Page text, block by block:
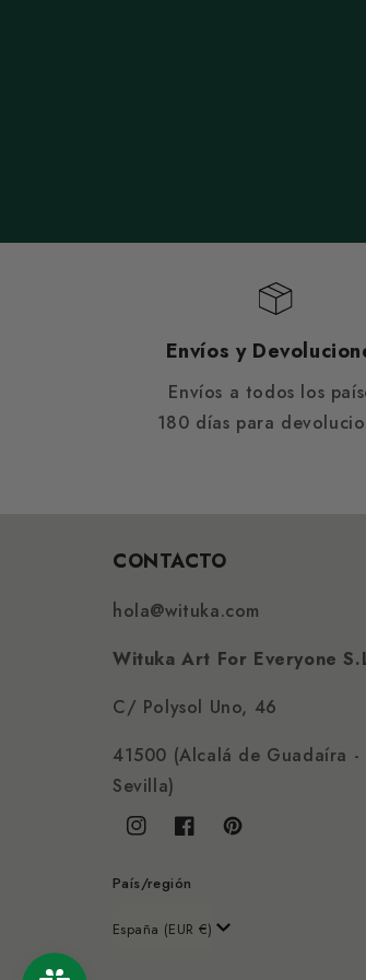
Envíos y
Envíos a todos los
180 días para
CONTACTO
hola@wituka.com
Wituka Art For Everyone
C/ Polysol Uno, 46
41500 (Alcalá de Guadaíra -
Sevilla)
InstagramFacebookPinterest
País/región
España (EUR €)